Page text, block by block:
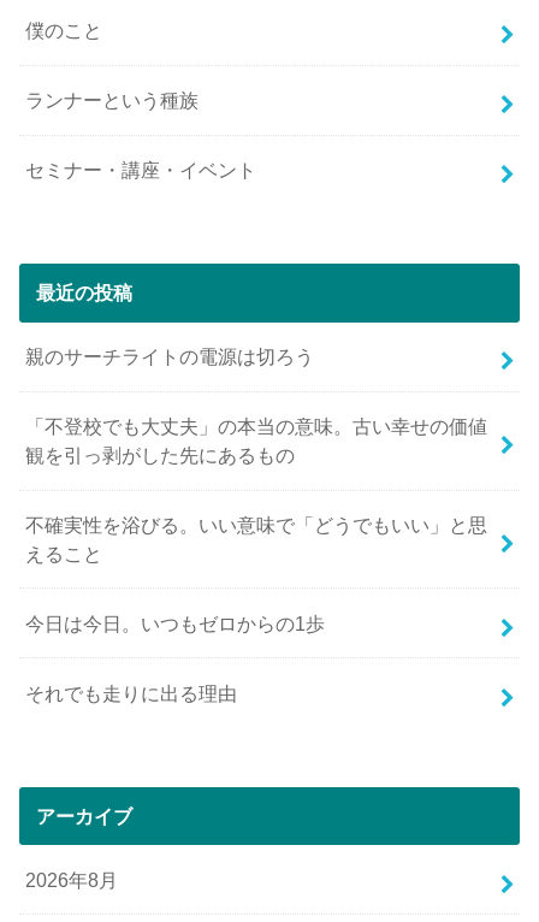
僕のこと
ランナーという種族
セミナー・講座・イベント
最近の投稿
親のサーチライトの電源は切ろう
「不登校でも大丈夫」の本当の意味。古い幸せの価値
観を引っ剥がした先にあるもの
不確実性を浴びる。いい意味で「どうでもいい」と思
えること
今日は今日。いつもゼロからの1歩
それでも走りに出る理由
アーカイブ
2026年8月